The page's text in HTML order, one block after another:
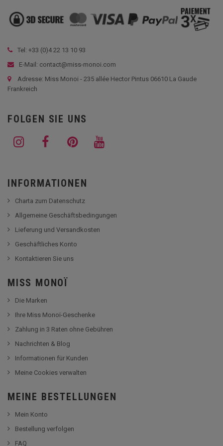
Tel: +33 (0)4 22 13 10 93
E-Mail: contact@miss-monoi.com
Adresse: Miss Monoi - 235 allée Hector Pintus 06610 La Gaude
Frankreich
FOLGEN SIE UNS
INFORMATIONEN
Charta zum Datenschutz
Allgemeine Geschäftsbedingungen
Lieferung und Versandkosten
Geschäftliches Konto
Kontaktieren Sie uns
MISS MONOÏ
Die Marken
Ihre Miss Monoï-Geschenke
Zahlung in 3 Raten ohne Gebühren
Nachrichten & Blog
Informationen für Kunden
Meine Cookies verwalten
MEINE BESTELLUNGEN
Mein Konto
Bestellung verfolgen
FAQ